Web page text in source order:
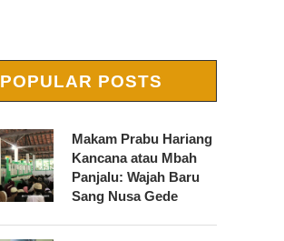
POPULAR POSTS
Makam Prabu Hariang
Kancana atau Mbah
Panjalu: Wajah Baru
Sang Nusa Gede